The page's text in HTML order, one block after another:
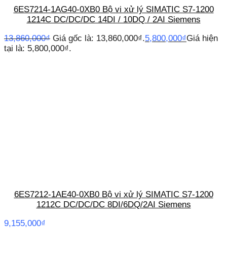
6ES7214-1AG40-0XB0 Bộ vi xử lý SIMATIC S7-1200
1214C DC/DC/DC 14DI / 10DQ / 2AI Siemens
13,860,000₫ Giá gốc là: 13,860,000₫.5,800,000₫Giá hiện
tại là: 5,800,000₫.
6ES7212-1AE40-0XB0 Bộ vi xử lý SIMATIC S7-1200
1212C DC/DC/DC 8DI/6DQ/2AI Siemens
9,155,000₫